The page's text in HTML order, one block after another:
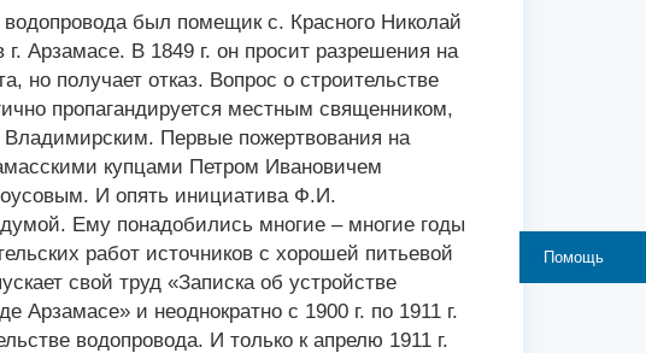
был помещик с. Красного Николай
Арзамасе. В 1849 г. он просит разрешения на
но получает отказ. Вопрос о строительстве
пропагандируется местным священником,
Первые пожертвования на
купцами Петром Ивановичем
И опять инициатива Ф.И.
Ему понадобились многие – многие годы
работ источников с хорошей питьевой
свой труд «Записка об устройстве
Арзамасе» и неоднократно с 1900 г. по 1911 г.
водопровода. И только к апрелю 1911 г.
Помощь